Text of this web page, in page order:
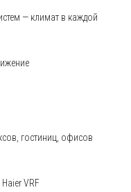
— климат в каждой
гостиниц, офисов
VRF